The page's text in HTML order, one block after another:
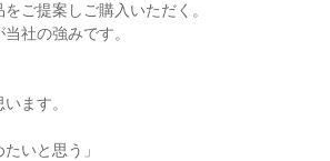
ご提案しご購入いただく。
社の強みです。
ます。
いと思う」